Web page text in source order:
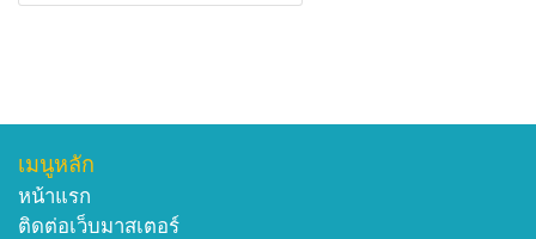
เมนูหลัก
หน้าแรก
ติดต่อเว็บมาสเตอร์